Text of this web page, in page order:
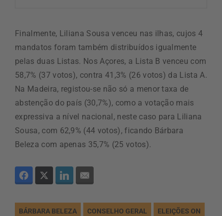
Finalmente, Liliana Sousa venceu nas ilhas, cujos 4
mandatos foram também distribuídos igualmente
pelas duas Listas. Nos Açores, a Lista B venceu com
58,7% (37 votos), contra 41,3% (26 votos) da Lista A.
Na Madeira, registou-se não só a menor taxa de
abstenção do país (30,7%), como a votação mais
expressiva a nível nacional, neste caso para Liliana
Sousa, com 62,9% (44 votos), ficando Bárbara
Beleza com apenas 35,7% (25 votos).
BÁRBARA BELEZA CONSELHO GERAL ELEIÇÕES ON